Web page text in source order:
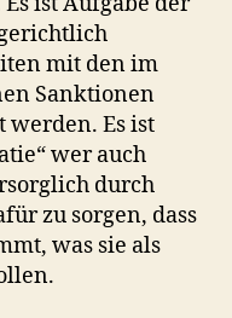
mit den im
Sanktionen
Es ist
wer auch
durch
zu sorgen, dass
was sie als